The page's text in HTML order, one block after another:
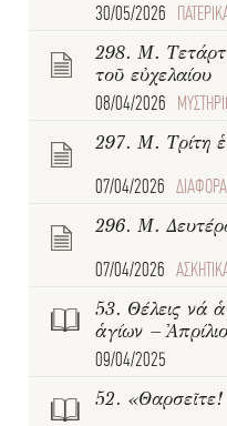
30/05/2026
298. Μ.
τοῦ εὐχελαίου
08/04/2026
297. Μ. Τρίτη
07/04/2026 ΔΙΑΦΟΡΑ
296. Μ.
07/04/2026
53. Θέλεις νά
ἁγίων –
09/04/2025
52.